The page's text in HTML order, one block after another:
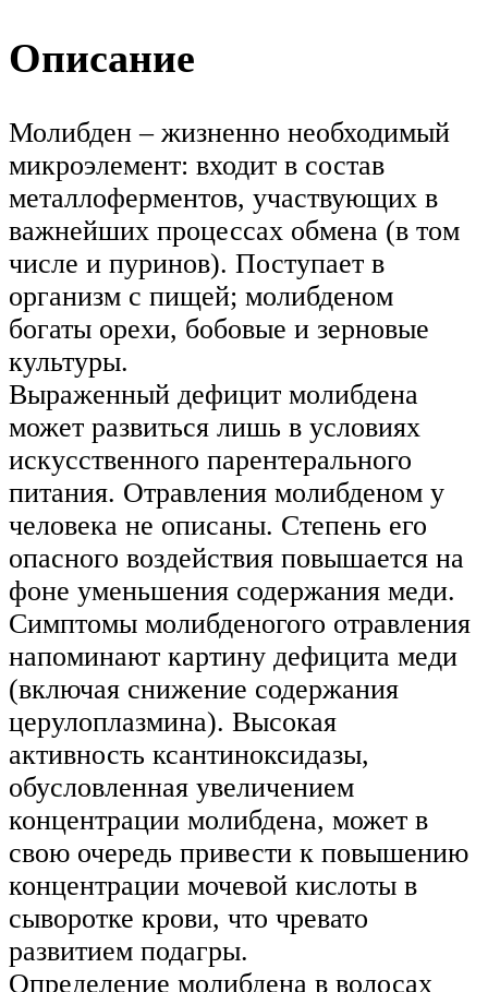
Описание
Молибден – жизненно необходимый
микроэлемент: входит в состав
металлоферментов, участвующих в
важнейших процессах обмена (в том
числе и пуринов). Поступает в
организм с пищей; молибденом
богаты орехи, бобовые и зерновые
культуры.
Выраженный дефицит молибдена
может развиться лишь в условиях
искусственного парентерального
питания. Отравления молибденом у
человека не описаны. Степень его
опасного воздействия повышается на
фоне уменьшения содержания меди.
Симптомы молибденогого отравления
напоминают картину дефицита меди
(включая снижение содержания
церулоплазмина). Высокая
активность ксантиноксидазы,
обусловленная увеличением
концентрации молибдена, может в
свою очередь привести к повышению
концентрации мочевой кислоты в
сыворотке крови, что чревато
развитием подагры.
Определение молибдена в волосах